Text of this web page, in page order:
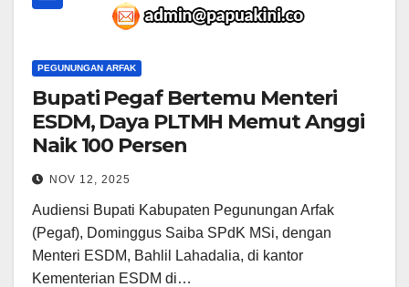
PEGUNUNGAN ARFAK
Bupati Pegaf Bertemu Menteri
ESDM, Daya PLTMH Memut Anggi
Naik 100 Persen
NOV 12, 2025
Audiensi Bupati Kabupaten Pegunungan Arfak
(Pegaf), Dominggus Saiba SPdK MSi, dengan
Menteri ESDM, Bahlil Lahadalia, di kantor
Kementerian ESDM di…